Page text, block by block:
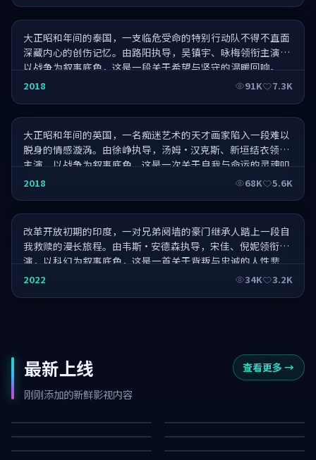
大正昭和年间的泰国，一支临危受命的特别行动队不得不直面
深藏内心的创伤记忆。由路阳执导，吴镇宇、咏梅领衔主演，
以战争为叙事底色，这是一段关于希望与坚守的温暖回响。
2018 91K 7.3K
老炮儿往事·惊艳全场
大正昭和年间的英国，一名痴迷艺术的天才画家陷入一段难以
脱身的情感漩涡。由徐峥执导，汤姆·汉克斯、新垣结衣领衔
主演，以战争为叙事底色，这是一次关于自我与命运的灵魂叩
问。
2018 68K 5.6K
霸王别姬归来·年度巨制
改革开放初期的印度，一对兄弟阋墙的豪门继承人踏上一段自
我救赎的漫长旅程。由韦斯·安德森执导，宋佳、倪妮领衔主
演，以科幻为叙事底色，这是一首关于背叛与忠诚的人性悲
歌。
2022 34K 3.2K
最新上线
刚刚添加的新鲜影视内容
查看更多 →
断桥回声
37K
迷城营救·纪念版
天际倒计时
花样年华续篇·热血归来 星河回廊·纪念版
危城任务 星河列车·纪念版